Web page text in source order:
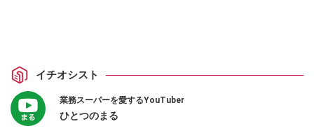
イチオシスト
業務スーパーを愛するYouTuber
ひとつのまる